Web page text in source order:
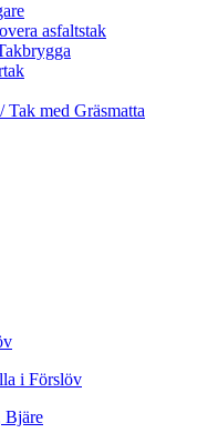
asfaltstak
med Gräsmatta
i Förslöv
Bjäre